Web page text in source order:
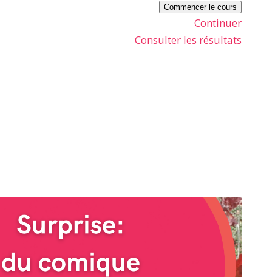
Commencer le cours
Continuer
Consulter les résultats